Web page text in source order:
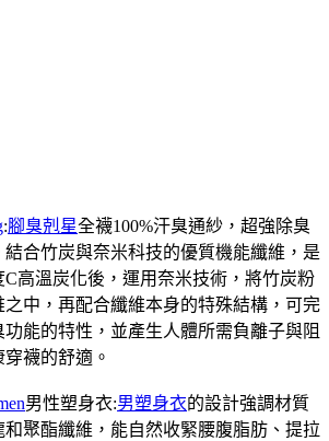
:腳臭剋星全襪100%汗臭通紗，超強除臭
合竹炭與奈米科技的優質機能纖維，是
C高溫炭化後，運用奈米技術，將竹炭粉
中，再配合纖維本身的特殊結構，可完
能的特性，並產生人體所需負離子與阻
襪的舒適。
男性塑身衣:男塑身衣的設計強調材質
聚酯纖維，能自然收緊腰腹脂肪、提拉